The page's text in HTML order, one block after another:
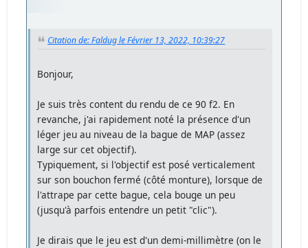
Citation de: Faldug le Février 13, 2022, 10:39:27
Bonjour,
Je suis très content du rendu de ce 90 f2. En
revanche, j'ai rapidement noté la présence d'un
léger jeu au niveau de la bague de MAP (assez
large sur cet objectif).
Typiquement, si l'objectif est posé verticalement
sur son bouchon fermé (côté monture), lorsque de
l'attrape par cette bague, cela bouge un peu
(jusqu'à parfois entendre un petit "clic").
Je dirais que le jeu est d'un demi-millimètre (on le